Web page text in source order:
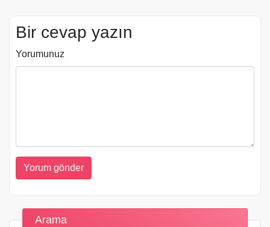
Bir cevap yazın
Yorumunuz
Arama